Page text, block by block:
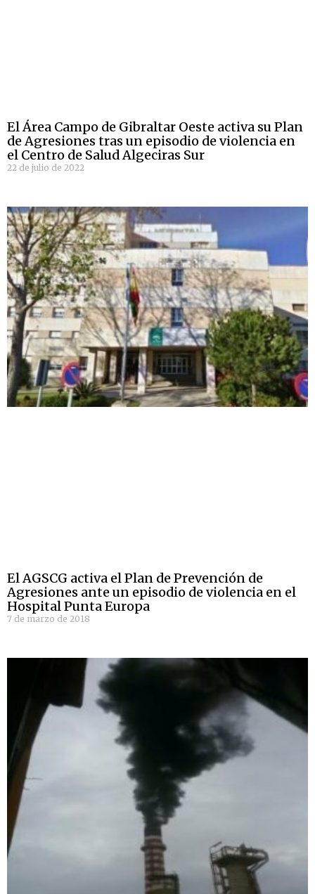
El Área Campo de Gibraltar Oeste activa su Plan
de Agresiones tras un episodio de violencia en
el Centro de Salud Algeciras Sur
22 de julio de 2022
El AGSCG activa el Plan de Prevención de
Agresiones ante un episodio de violencia en el
Hospital Punta Europa
7 de marzo de 2018